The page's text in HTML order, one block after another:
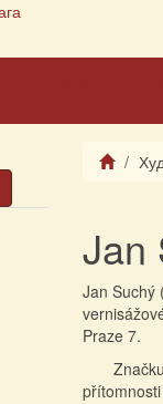
Jan
Jan Suchý
Praze 7.
Značku-